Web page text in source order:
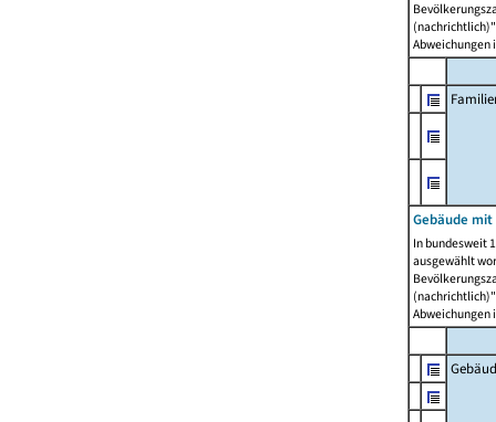
Abweichungen
Gebäude
In bundesweit
ausgewählt
Abweichungen